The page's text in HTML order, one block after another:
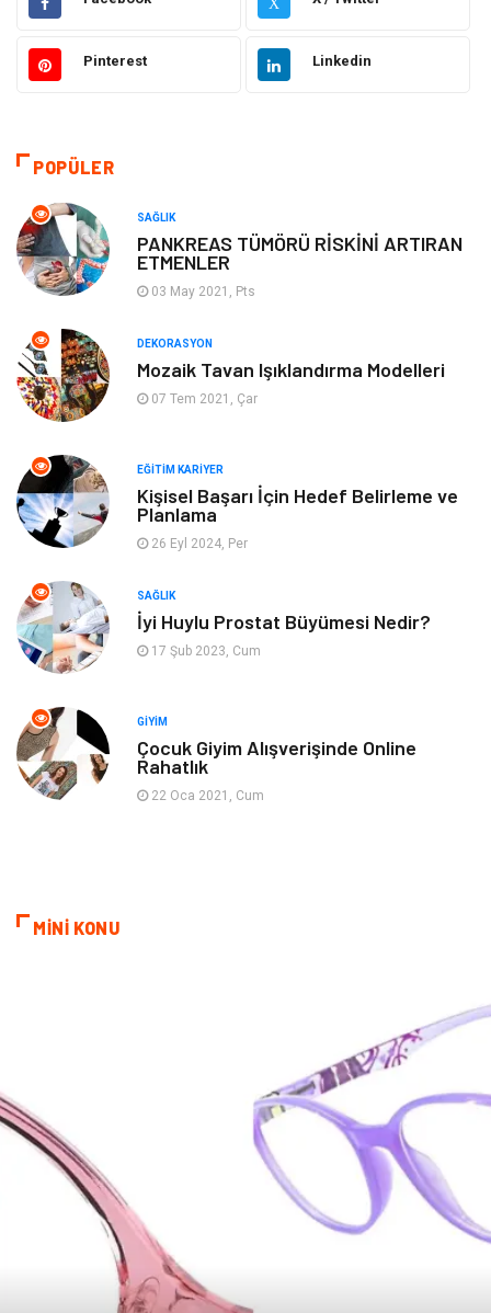
Giyim Makine
Otomotiv
Keyif ve Hobi
Moda
Anne Çocuk
Aksesuar Genel Kültür
Spor Müzik
Ev işleri
Cam
Sigorta Spor Malzemeleri
Bebek Giyim
Kına Gecesi
X
Pinterest Linkedin
POPÜLER
SAĞLIK
PANKREAS TÜMÖRÜ RİSKİNİ ARTIRAN
ETMENLER
03 May 2021, Pts
DEKORASYON
Mozaik Tavan Işıklandırma Modelleri
07 Tem 2021, Çar
EĞITIM KARIYER
Kişisel Başarı İçin Hedef Belirleme ve
Planlama
26 Eyl 2024, Per
SAĞLIK
İyi Huylu Prostat Büyümesi Nedir?
17 Şub 2023, Cum
GIYIM
Çocuk Giyim Alışverişinde Online
Rahatlık
22 Oca 2021, Cum
MİNİ KONU